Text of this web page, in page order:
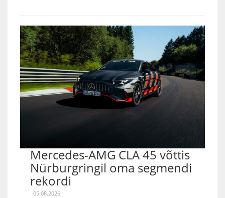
Mercedes-AMG CLA 45 võttis
Nürburgringil oma segmendi
rekordi
05.08.2026